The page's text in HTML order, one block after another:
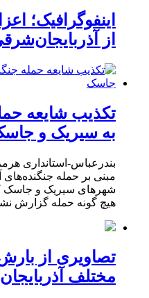
از
تکذیب شایعه
به سیریک و
بندرعباس-استانداری
مبنی بر حمله
شهرهای سیریک و جاسک
هیچ گونه حمله گزارش
تصاویری از
مختلف